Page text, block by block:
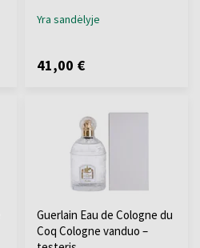
Yra sandėlyje
41,00 €
Guerlain Eau de Cologne du
Coq Cologne vanduo –